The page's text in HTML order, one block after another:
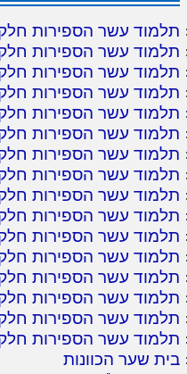
תלמוד עשר הספירות
תלמוד עשר הספירות
תלמוד עשר הספירות
תלמוד עשר הספירות
תלמוד עשר הספירות
תלמוד עשר הספירות
תלמוד עשר הספירות
תלמוד עשר הספירות
תלמוד עשר הספירות
תלמוד עשר הספירות
תלמוד עשר הספירות
תלמוד עשר הספירות
תלמוד עשר הספירות
תלמוד עשר הספירות
תלמוד עשר הספירות
תלמוד עשר הספירות
בית שער הכוונות